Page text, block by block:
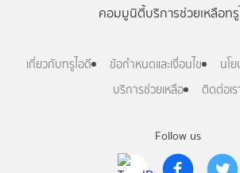
Follow us
คอมมูนิตี้บริการช่วยเหลือท
เกี่ยวกับทรูไอดี ข้อกำหนดและเงื่อนไข
นโ
บริการช่วยเหลือ
ติดต่อเร